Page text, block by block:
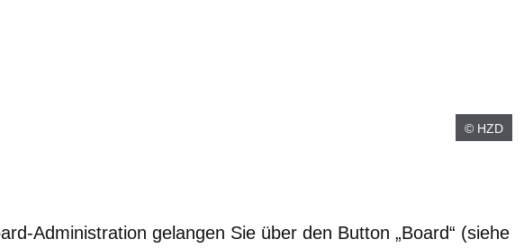
© HZD
Administration gelangen Sie über den Button „Board“ (siehe